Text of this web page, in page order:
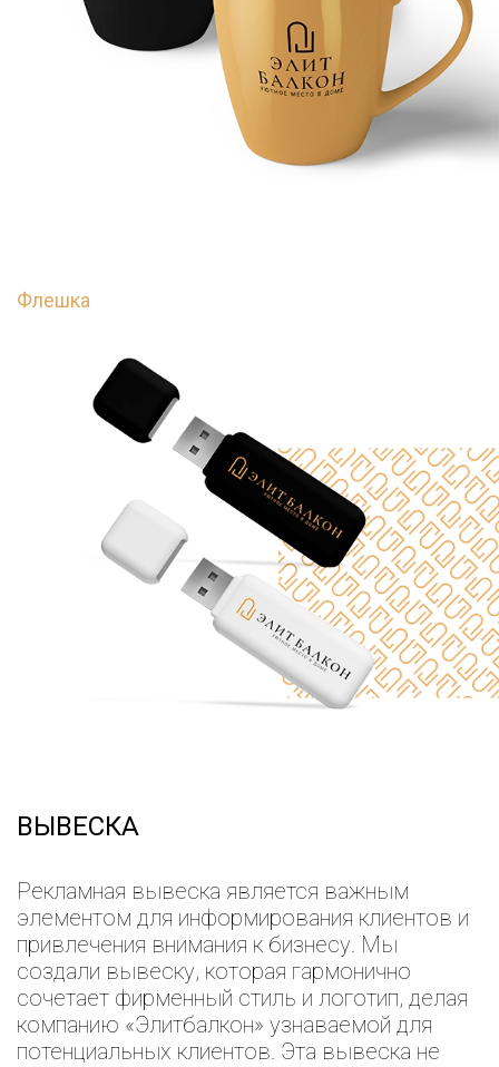
Флешка
ВЫВЕСКА
Рекламная вывеска является важным
элементом для информирования клиентов и
привлечения внимания к бизнесу. Мы
создали вывеску, которая гармонично
сочетает фирменный стиль и логотип, делая
компанию «Элитбалкон» узнаваемой для
потенциальных клиентов. Эта вывеска не